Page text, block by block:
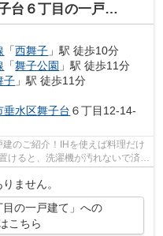
６丁目の一戸建て
「西舞子 」駅 徒歩10分
「舞子公園 」駅 徒歩11分
子 」駅 徒歩11分
垂水区舞子台 ６丁目12-14-
のご紹介！IHを使えば料理だけ
けると、洗濯機が汚れないで済み
ません。
目の一戸建て」への
こちら